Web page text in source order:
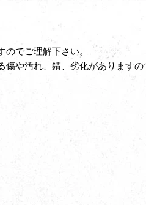
でご理解下さい。
や汚れ、錆、劣化がありますの